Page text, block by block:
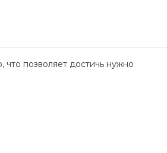
позволяет достичь нужно